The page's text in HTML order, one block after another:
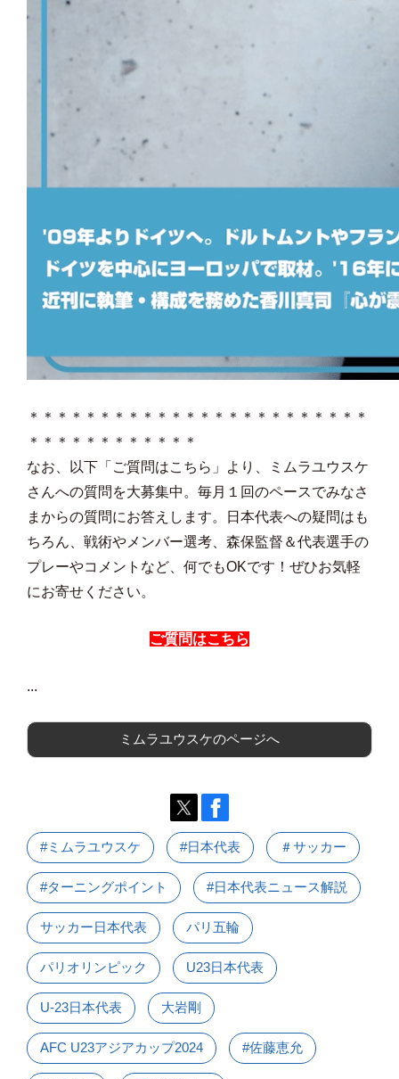
＊＊＊＊＊＊＊＊＊＊＊＊＊＊＊＊＊＊＊＊＊＊＊＊
＊＊＊＊＊＊＊＊＊＊＊＊
なお、以下「ご質問はこちら」より、ミムラユウスケ
さんへの質問を大募集中。毎月１回のペースでみなさ
まからの質問にお答えします。日本代表への疑問はも
ちろん、戦術やメンバー選考、森保監督＆代表選手の
プレーやコメントなど、何でもOKです！ぜひお気軽
にお寄せください。
ご質問はこちら
...
ミムラユウスケのページへ
#ミムラユウスケ #日本代表 ＃サッカー
#ターニングポイント #日本代表ニュース解説
サッカー日本代表 パリ五輪
パリオリンピック U23日本代表
U-23日本代表 大岩剛
AFC U23アジアカップ2024 #佐藤恵允